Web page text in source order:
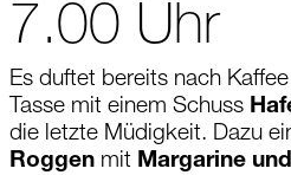
7.00 Uhr
Es duftet bereits nach
Tasse mit einem Schuss
die letzte Müdigkeit. Dazu
Roggen mit Margarine